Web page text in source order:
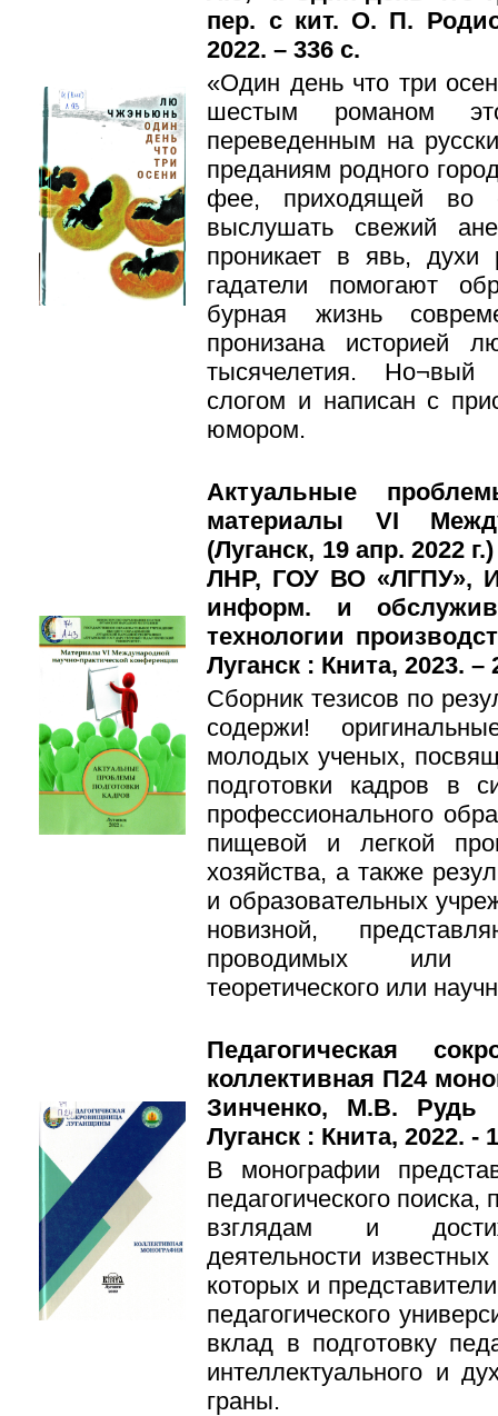
пер. с кит. О. П.
2022. – 336 с.
«Один день что три
шестым романом
переведенным на
преданиям родного
фее, приходящей во
выслушать свежий
проникает в явь, духи
гадатели помогают
бурная жизнь
пронизана историей
тысячелетия. Но¬вый
слогом и написан с
юмором.
Актуальные
материалы VI
(Луганск, 19 апр. 2022
ЛНР, ГОУ ВО «ЛГПУ»,
информ. и
технологии
Луганск : Книта, 2023. –
Сборник тезисов по
содержи!
молодых ученых,
подготовки кадров в
профессионального
пищевой и легкой
хозяйства, а также
и образовательных
новизной,
проводимых или
теоретического или
Педагогическая
коллективная П24
Зинченко, М.В.
Луганск : Книта, 2022. -
В монографии
педагогического
взглядам и
деятельности
которых и
педагогического
вклад в подготовку
интеллектуального и
граны.